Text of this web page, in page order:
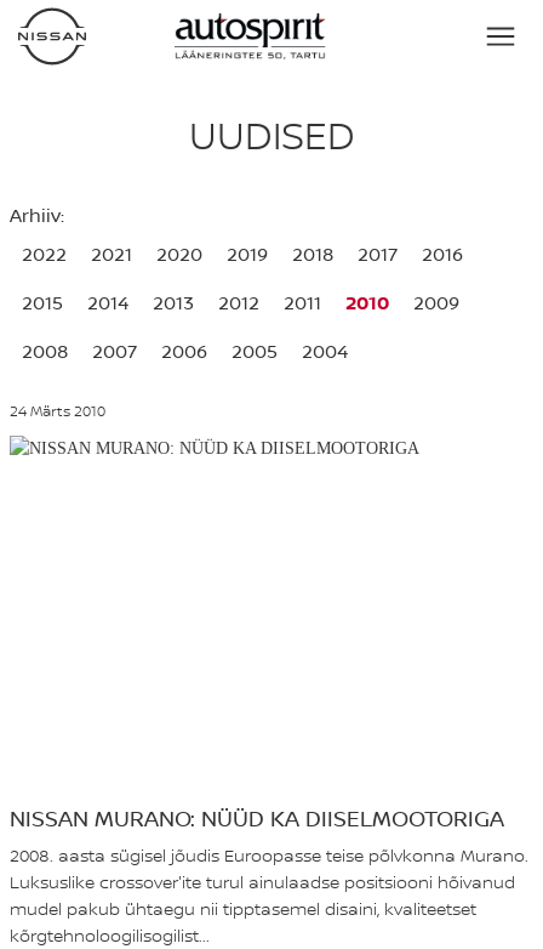
UUDISED
Arhiiv:
2022
2021 2020 2019 2018 2017
2016
2015
2014 2013 2012 2011 2010
2009
2008
2007 2006 2005 2004
24 Märts 2010
NISSAN MURANO: NÜÜD KA DIISELMOOTORIGA
2008. aasta sügisel jõudis Euroopasse teise põlvkonna Murano.
Luksuslike crossover'ite turul ainulaadse positsiooni hõivanud
mudel pakub ühtaegu nii tipptasemel disaini, kvaliteetset
kõrgtehnoloogilisogilist...